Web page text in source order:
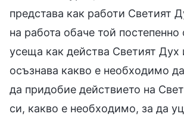
представа как работи Светият
на работа обаче той постепенно
усеща как действа Светият Дух
осъзнава какво е необходимо
да придобие действието на
си, какво е необходимо, за да